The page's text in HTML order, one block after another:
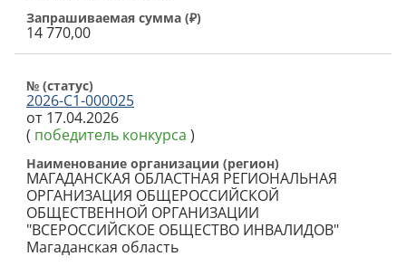
Запрашиваемая сумма (₽)
14 770,00
№ (cтатус)
2026-С1-000025
от 17.04.2026
( победитель конкурса )
Наименование организации (регион)
МАГАДАНСКАЯ ОБЛАСТНАЯ РЕГИОНАЛЬНАЯ
ОРГАНИЗАЦИЯ ОБЩЕРОССИЙСКОЙ
ОБЩЕСТВЕННОЙ ОРГАНИЗАЦИИ
"ВСЕРОССИЙСКОЕ ОБЩЕСТВО ИНВАЛИДОВ"
Магаданская область